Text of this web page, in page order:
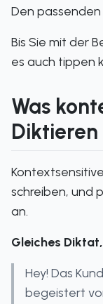
Den
Bis Sie mit der
es auch tippen
Was
schreiben, und
an.
Gleiches
Hey! Das
begeistert